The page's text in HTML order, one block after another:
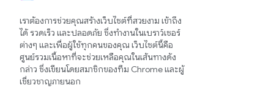
เราต้องการช่วยคุณสร้างเว็บไซต์ที่สวยงาม เข้าถึง
ได้ รวดเร็ว และปลอดภัย ซึ่งทำงานในเบราว์เซอร์
ต่างๆ และเพื่อผู้ใช้ทุกคนของคุณ เว็บไซต์นี้คือ
ศูนย์รวมเนื้อหาที่จะช่วยเหลือคุณในเส้นทางดัง
กล่าว ซึ่งเขียนโดยสมาชิกของทีม Chrome และผู้
เชี่ยวชาญภายนอก